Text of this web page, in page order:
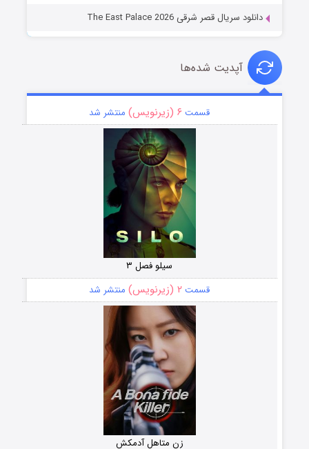
دانلود سریال قصر شرقی The East Palace 2026
آپدیت شده‌ها
قسمت ۶ (زیرنویس) منتشر شد
سیلو فصل ۳
قسمت ۲ (زیرنویس) منتشر شد
زن متاهل آدمکش